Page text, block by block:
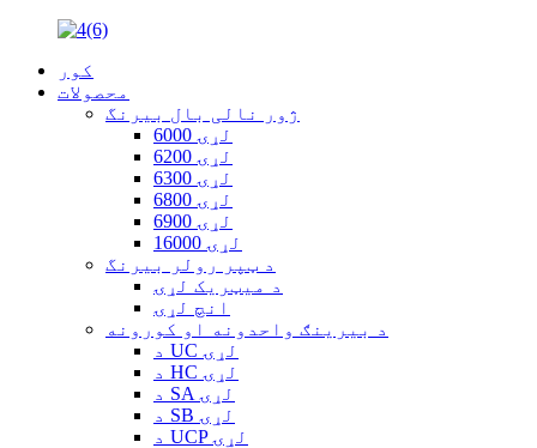
کور
محصولات
ژور نالی بال بیرنگ
6000 لړۍ
6200 لړۍ
6300 لړۍ
6800 لړۍ
6900 لړۍ
16000 لړۍ
د ټپر رولر بیرنگ
د میټریک لړۍ
انچ لړۍ
د بیرینګ واحدونه او کورونه
د UC لړۍ
د HC لړۍ
د SA لړۍ
د SB لړۍ
د UCP لړۍ